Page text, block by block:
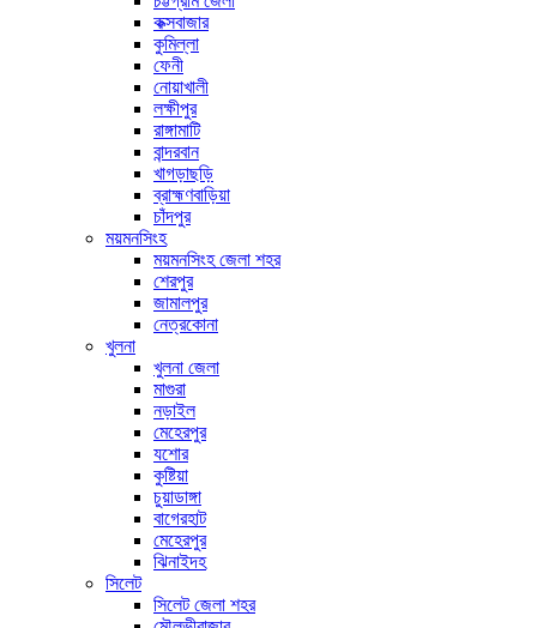
কক্সবাজার
কুমিল্লা
ফেনী
নোয়াখালী
লক্ষীপুর
রাঙ্গামাটি
বান্দরবান
খাগড়াছড়ি
ব্রাহ্মণবাড়িয়া
চাঁদপুর
ময়মনসিংহ
ময়মনসিংহ জেলা শহর
শেরপুর
জামালপুর
নেত্রকোনা
খুলনা
খুলনা জেলা
মাগুরা
নড়াইল
মেহেরপুর
যশোর
কুষ্টিয়া
চুয়াডাঙ্গা
বাগেরহাট
মেহেরপুর
ঝিনাইদহ
সিলেট
সিলেট জেলা শহর